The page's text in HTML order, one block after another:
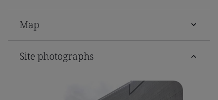
Map
Site photographs